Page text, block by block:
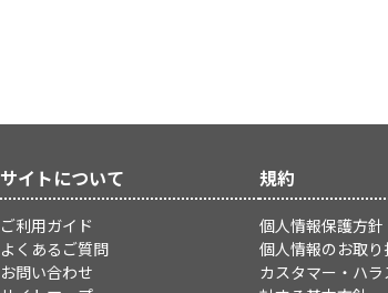
サイトについて
ご利用ガイド
よくあるご質問
お問い合わせ
規約
個人情報保護方針
個人情報のお取り
カスタマー・ハ